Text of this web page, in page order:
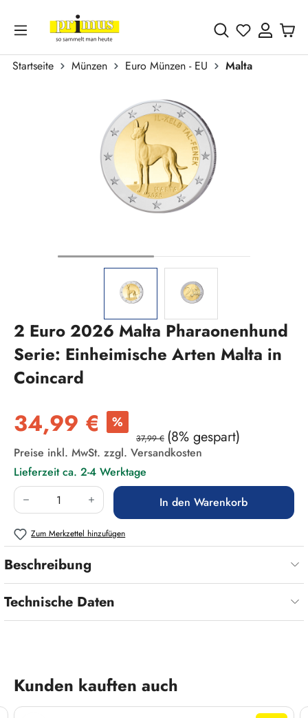
Zum Hauptinhalt springen
Du hast 0
Startseite Münzen Euro Münzen - EU
Malta
2 Euro 2026 Malta Pharaonenhund
Serie: Einheimische Arten Malta in
Coincard
Verkaufspreis:
34,99 € %
37,99 € (8% gespart)
Preise inkl. MwSt. zzgl. Versandkosten
Lieferzeit ca. 2-4 Werktage
Produkt Anzahl: Gib den gewünschten Wert
In den Warenkorb
Zum Merkzettel hinzufügen
Beschreibung
Technische Daten
Produktgalerie überspringen
Kunden kauften auch